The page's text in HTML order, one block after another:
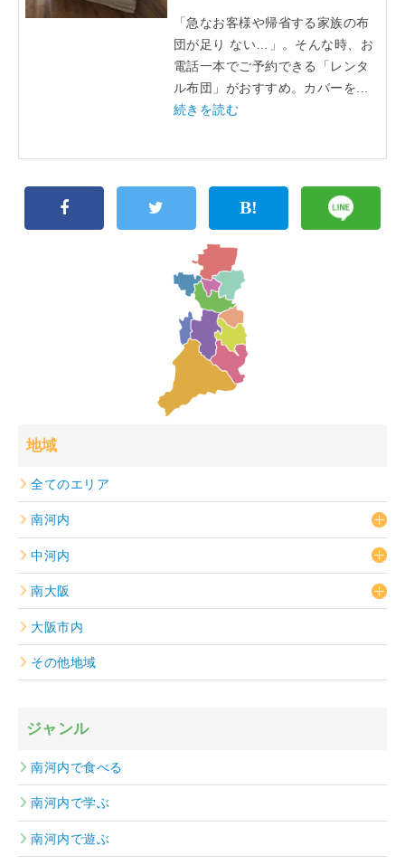
「急なお客様や帰省する家族の布
団が足り ない…」。そんな時、お
電話一本でご予約できる「レンタ
ル布団」がおすすめ。カバーを...
続きを読む
地域
全てのエリア
南河内
中河内
南大阪
大阪市内
その他地域
ジャンル
南河内で食べる
南河内で学ぶ
南河内で遊ぶ